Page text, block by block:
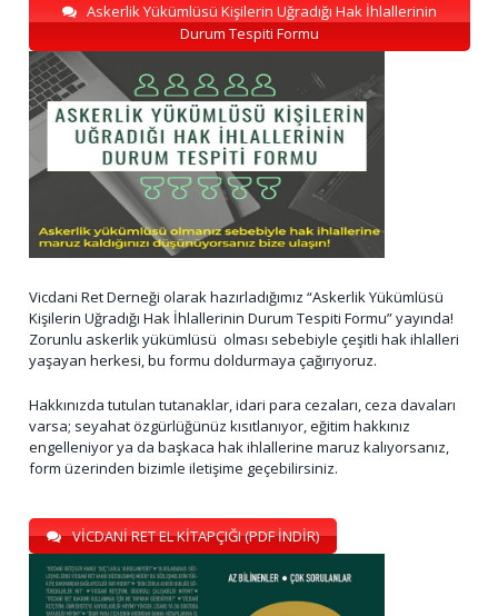
Askerlik Yükümlüsü Kişilerin Uğradığı Hak İhlallerinin
Durum Tespiti Formu
Vicdani Ret Derneği olarak hazırladığımız “Askerlik Yükümlüsü
Kişilerin Uğradığı Hak İhlallerinin Durum Tespiti Formu” yayında!
Zorunlu askerlik yükümlüsü olması sebebiyle çeşitli hak ihlalleri
yaşayan herkesi, bu formu doldurmaya çağırıyoruz.
Hakkınızda tutulan tutanaklar, idari para cezaları, ceza davaları
varsa; seyahat özgürlüğünüz kısıtlanıyor, eğitim hakkınız
engelleniyor ya da başkaca hak ihlallerine maruz kalıyorsanız,
form üzerinden bizimle iletişime geçebilirsiniz.
VİCDANİ RET EL KİTAPÇIĞI (PDF İNDİR)